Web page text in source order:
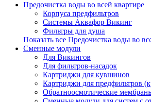
Предочистка воды во всей квартире
Корпуса предфильтров
Системы Аквафор Викинг
Фильтры для душа
Показать все Предочистка воды во
Сменные модули
Для Викингов
Для фильтров-насадок
Картриджи для кувшинов
Картриджи для предфильтров
Обратноосмотические